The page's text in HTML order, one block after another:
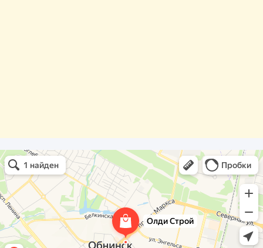
Олди Строй
Фасады и фасадные системы в Обнинске
Оргстекло, поликарбонат в Обнинске